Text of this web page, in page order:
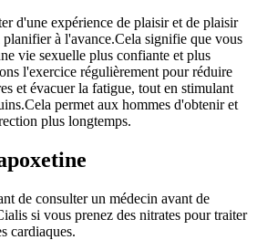
d'une expérience de plaisir et de plaisir
planifier à l'avance.Cela signifie que vous
vie sexuelle plus confiante et plus
l'exercice régulièrement pour réduire
et évacuer la fatigue, tout en stimulant
permet aux hommes d'obtenir et
plus longtemps.
de consulter un médecin avant de
si vous prenez des nitrates pour traiter
cardiaques.